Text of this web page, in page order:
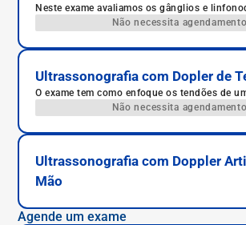
Neste exame avaliamos os gânglios e
fluxos e mapeamento sua localização.
Não necessita agendamento
Ultrassonografia com Dopler de
O exame tem como enfoque os tendões de
específica do corpo. Os tendões são
um músculo a um osso.
Não necessita agendamento
Ultrassonografia com Doppler
Mão
Agende um exame